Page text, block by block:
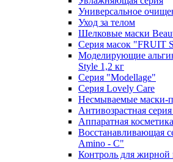
Универсальное
Уход за телом
Шелковые маски
Серия масок "FRUIT
Моделирующие
Style 1,2 кг
Серия "Modellage"
Cерия Lovely Care
Несмываемые маски-
Антивозрастная
Аппаратная косметика
Восстанавливающая
Amino - C"
Контроль для